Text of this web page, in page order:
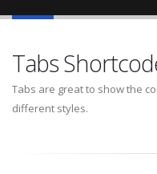
Tabs
Tabs are great to show the
different styles.